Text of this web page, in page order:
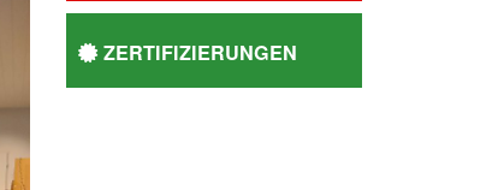
ZERTIFIZIERUNGEN